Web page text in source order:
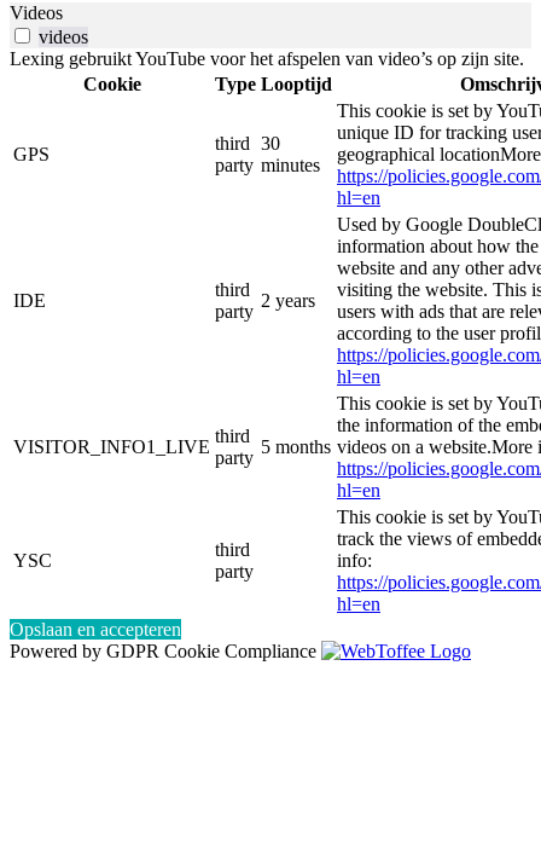
Videos
videos
Lexing gebruikt YouTube voor het afspelen van video’s op zijn site.
Cookie
Type Looptijd
GPS
third
party
30
minutes
This cookie is set by
unique ID for tracking
geographical
https://
hl=en
IDE
third
party
2 years
Used by Google
information about how the
website and any other
visiting the website. This
users with ads that are
according to the user
https://
hl=en
VISITOR_INFO1_LIVE
third
party
5 months
This cookie is set by
the information of the
videos on a website.More
https://
hl=en
YSC
third
party
This cookie is set by
track the views of
info:
https://
hl=en
Opslaan en accepteren
Powered by GDPR Cookie Compliance